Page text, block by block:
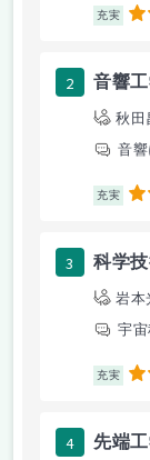
充実 5
2 音響
秋田
音
充実
3 科学
岩本
宇
充実
4 先端